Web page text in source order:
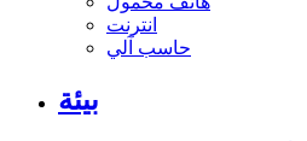
انترنت
حاسب آلي
بيئة